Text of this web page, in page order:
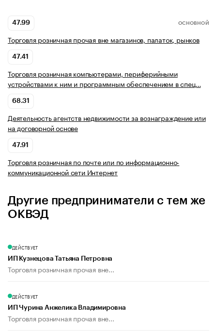
47.99 ОСНОВНОЙ
Торговля розничная прочая вне магазинов, палаток, рынков
47.41
Торговля розничная компьютерами, периферийными
устройствами к ним и программным обеспечением в спец…
68.31
Деятельность агентств недвижимости за вознаграждение или
на договорной основе
47.91
Торговля розничная по почте или по информационно-
коммуникационной сети Интернет
Другие предприниматели с тем же
ОКВЭД
ДЕЙСТВУЕТ
ИП Кузнецова Татьяна Петровна
Торговля розничная прочая вне...
ДЕЙСТВУЕТ
ИП Чурина Анжелика Владимировна
Торговля розничная прочая вне...